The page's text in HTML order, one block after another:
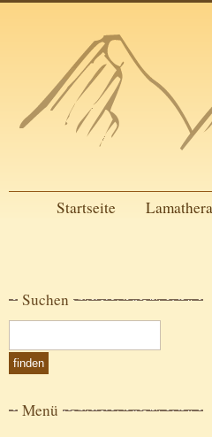
Startseite
Suchen
Menü